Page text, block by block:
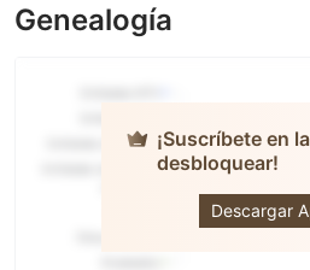
Genealogía
¡Suscríbete en
desbloquear!
Descargar